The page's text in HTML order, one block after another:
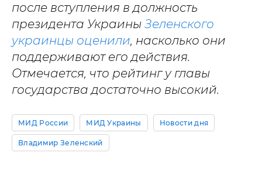
после вступления в должность
президента Украины Зеленского
украинцы оценили, насколько они
поддерживают его действия.
Отмечается, что рейтинг у главы
государства достаточно высокий.
МИД России МИД Украины Новости дня
Владимир Зеленский